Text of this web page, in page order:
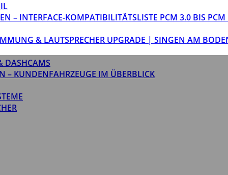
– INTERFACE-KOMPATIBILITÄTSLISTE PCM 3.0 BIS PCM
& LAUTSPRECHER UPGRADE | SINGEN AM
DASHCAMS
– KUNDENFAHRZEUGE IM ÜBERBLICK